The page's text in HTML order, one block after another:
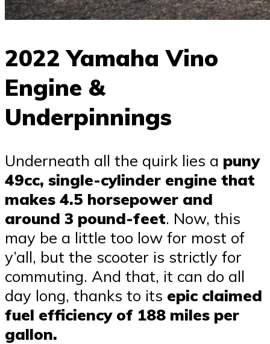
2022 Yamaha Vino
Engine &
Underpinnings
Underneath all the quirk lies a puny
49cc, single-cylinder engine that
makes 4.5 horsepower and
around 3 pound-feet. Now, this
may be a little too low for most of
y’all, but the scooter is strictly for
commuting. And that, it can do all
day long, thanks to its epic claimed
fuel efficiency of 188 miles per
gallon.